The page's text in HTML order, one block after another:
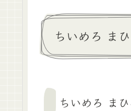
ちいめろ ま
ちいめろ ま